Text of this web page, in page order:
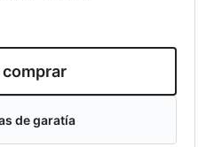
de garatía